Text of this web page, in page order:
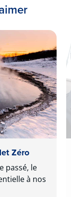
Zéro
passé, le
à nos